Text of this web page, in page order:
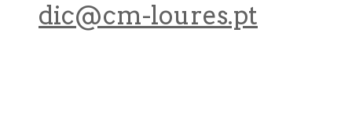
dic@cm-loures.pt